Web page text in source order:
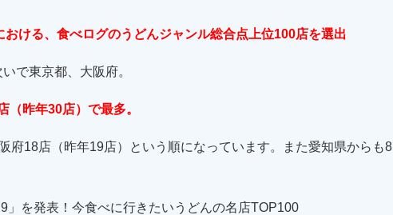
ける、食べログのうどんジャンル総合点上位100店を選出
で東京都、大阪府。
（昨年30店）で最多。
府18店（昨年19店）という順になっています。また愛知県からも8
」を発表！今食べに行きたいうどんの名店TOP100